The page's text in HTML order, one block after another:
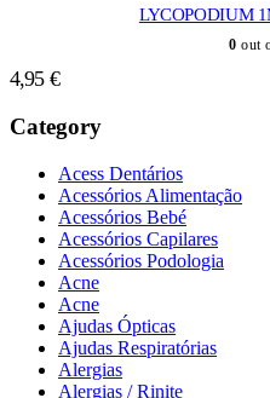
LYCOPODIUM
0 out
4,95 €
Category
Acess Dentários
Acessórios Alimentação
Acessórios Bebé
Acessórios Capilares
Acessórios Podologia
Acne
Acne
Ajudas Ópticas
Ajudas Respiratórias
Alergias
Alergias / Rinite